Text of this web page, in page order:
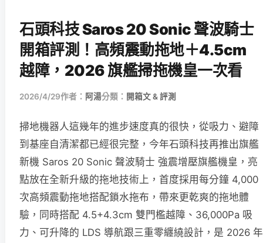
石頭科技 Saros 20 Sonic 聲波騎士
開箱評測！高頻震動拖地＋4.5cm
越障，2026 旗艦掃拖機皇一次看
2026/4/29作者： 阿湯分類： 開箱文 & 評測
掃地機器人這幾年的進步速度真的很快，從吸力、避障
到基座自清潔都已經很完整，今年石頭科技再推出旗艦
新機 Saros 20 Sonic 聲波騎士 強震增壓旗艦機皇，亮
點放在全新升級的拖地技術上，首度採用每分鐘 4,000
次高頻震動拖地搭配鎖水拖布，帶來更乾爽的拖地體
驗，同時搭配 4.5+4.3cm 雙門檻越障、36,000Pa 吸
力、可升降的 LDS 導航跟三重零纏繞設計，是 2026 年